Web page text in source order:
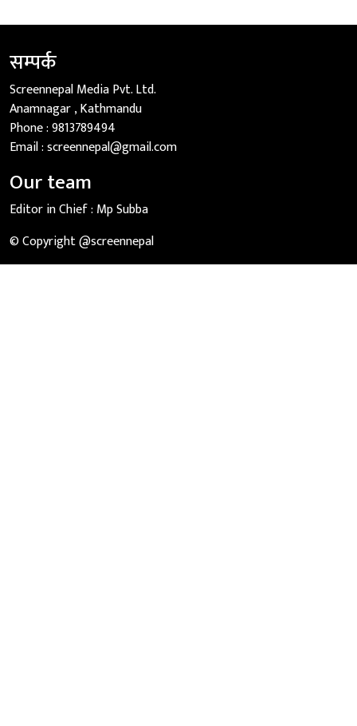
सम्पर्क
Screennepal Media Pvt. Ltd.
Anamnagar , Kathmandu
Phone :9813789494
Email :screennepal@gmail.com
Our team
Editor in Chief : Mp Subba
© Copyright @screennepal